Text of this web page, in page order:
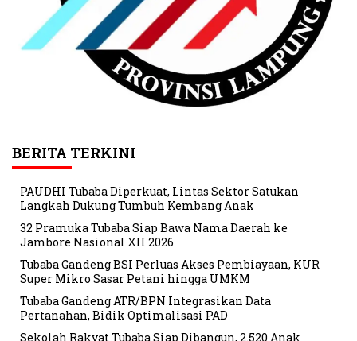
BERITA TERKINI
PAUDHI Tubaba Diperkuat, Lintas Sektor Satukan
Langkah Dukung Tumbuh Kembang Anak
32 Pramuka Tubaba Siap Bawa Nama Daerah ke
Jambore Nasional XII 2026
Tubaba Gandeng BSI Perluas Akses Pembiayaan, KUR
Super Mikro Sasar Petani hingga UMKM
Tubaba Gandeng ATR/BPN Integrasikan Data
Pertanahan, Bidik Optimalisasi PAD
Sekolah Rakyat Tubaba Siap Dibangun, 2.520 Anak